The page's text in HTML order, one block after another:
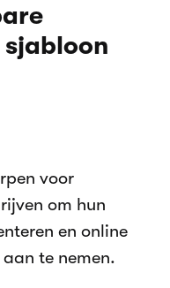
voor
om hun
en online
te nemen.